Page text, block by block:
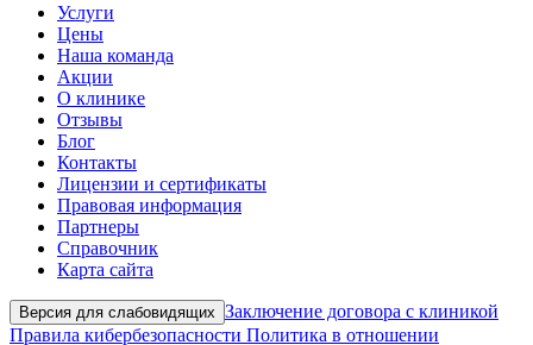
Услуги
Цены
Наша команда
Акции
О клинике
Отзывы
Блог
Контакты
Лицензии и сертификаты
Правовая информация
Партнеры
Справочник
Карта сайта
Версия для слабовидящих Заключение договора с клиникой
Правила кибербезопасности Политика в отношении